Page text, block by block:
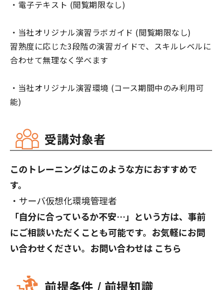
・電子テキスト (閲覧期限なし)
・当社オリジナル演習ラボガイド (閲覧期限なし)
習熟度に応じた3段階の演習ガイドで、スキルレベルに
合わせて無理なく学べます
・当社オリジナル演習環境 (コース期間中のみ利用可
能)
受講対象者
このトレーニングはこのような方におすすめで
す。
・サーバ仮想化環境管理者
「自分に合っているか不安…」という方は、事前
にご相談いただくことも可能です。お気軽にお問
い合わせください。お問い合わせは こちら
前提条件 / 前提知識